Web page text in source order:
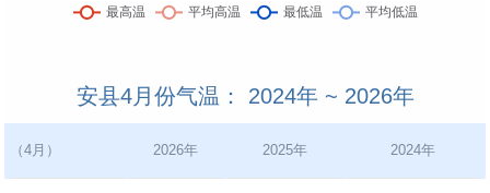
安县4月份气温： 2024年 ~ 2026年
（4月） 2026年 2025年 2024年